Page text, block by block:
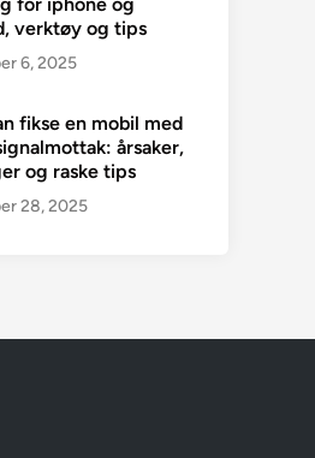
for iphone og
verktøy og tips
6, 2025
fikse en mobil med
årsaker,
og raske tips
28, 2025